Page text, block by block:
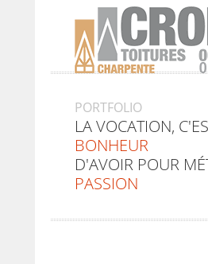
PORTFOLIO
LA VOCATION,
BONHEUR
D'AVOIR POUR
PASSION